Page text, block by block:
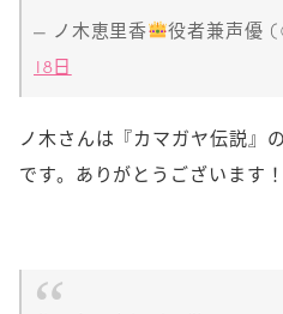
— ノ木恵里香 役者兼声優
18日
ノ木さんは『カマガヤ伝説』
です。ありがとうございます！